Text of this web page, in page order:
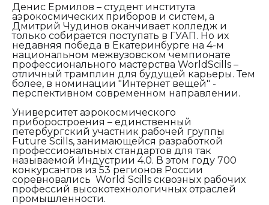
Денис Ермилов – студент института
аэрокосмических приборов и систем, а
Дмитрий Чудинов оканчивает колледж и
только собирается поступать в ГУАП. Но их
недавняя победа в Екатеринбурге на 4-м
национальном межвузовском чемпионате
профессионального мастерства WorldScills –
отличный трамплин для будущей карьеры. Тем
более, в номинации "Интернет вещей" -
перспективном современном направлении.
Университет аэрокосмического
приборостроения – единственный
петербургский участник рабочей группы
Future Scills, занимающейся разработкой
профессиональных стандартов для так
называемой Индустрии 4.0. В этом году 700
конкурсантов из 53 регионов России
соревновались World Scills сквозных рабочих
профессий высокотехнологичных отраслей
промышленности.